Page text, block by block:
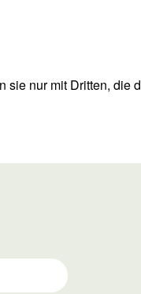
sie nur mit Dritten, die